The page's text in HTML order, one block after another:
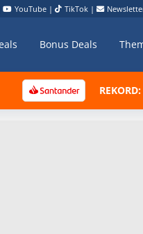
YouTube | TikTok |
Bonus Deals